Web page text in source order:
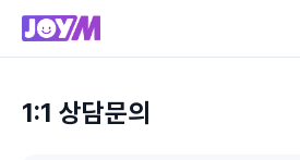
1:1 상담문의